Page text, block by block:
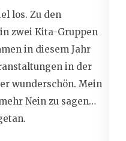
los. Zu den
zwei Kita-Gruppen
in diesem Jahr
in der
wunderschön. Mein
Nein zu sagen…